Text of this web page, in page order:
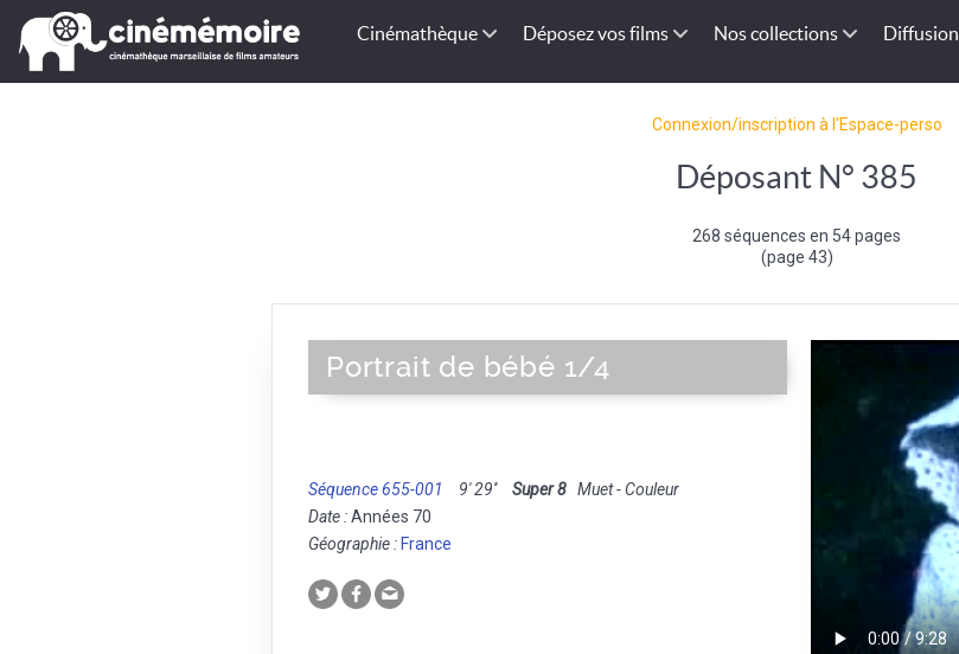
Cinémathèque Déposez vos films Nos collections Diffusion
Connexion/inscription à l'Espace-perso
Déposant N° 385
268 séquences en 54 pages
(page 43)
Portrait de bébé 1/4
Séquence 655-001 9' 29'' Super 8 Muet - Couleur
Date :Années 70
Géographie : France